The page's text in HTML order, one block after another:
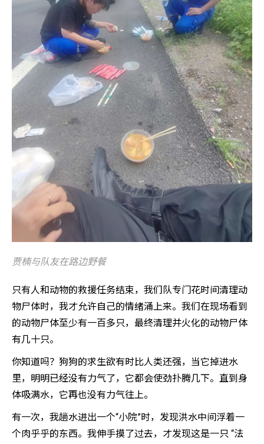
贾楠与队友在路边野餐
只有人和动物的救援任务结束，我们队专门花时间清理动
物尸体时，我才允许自己的情绪涌上来。我们在现场看到
的动物尸体至少有一百多只，最终清理并火化的动物尸体
有几十只。
你知道吗？狗狗的求生欲有时比人类还强，当它掉进水
里，明明已经没有力气了，它都会使劲扑腾几下。直到身
体吸满水，它再也没有力气往上。
有一次，我趟水进出一个“小院”时，发现洪水中间浮着一
个肉乎乎的东西。我伸手摸了过去，才发现这是一只 “法